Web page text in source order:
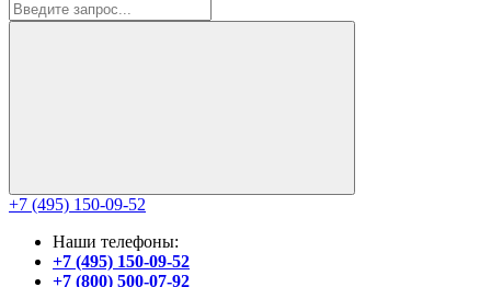
+7 (495) 150-09-52
Наши телефоны:
+7 (495) 150-09-52
+7 (800) 500-07-92